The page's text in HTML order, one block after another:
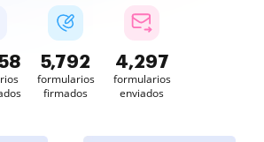
5,792
formularios
firmados
4,297
formularios
enviados